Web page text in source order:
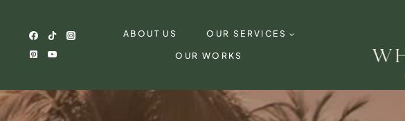
content
ABOUT US OUR SERVICES
OUR WORKS